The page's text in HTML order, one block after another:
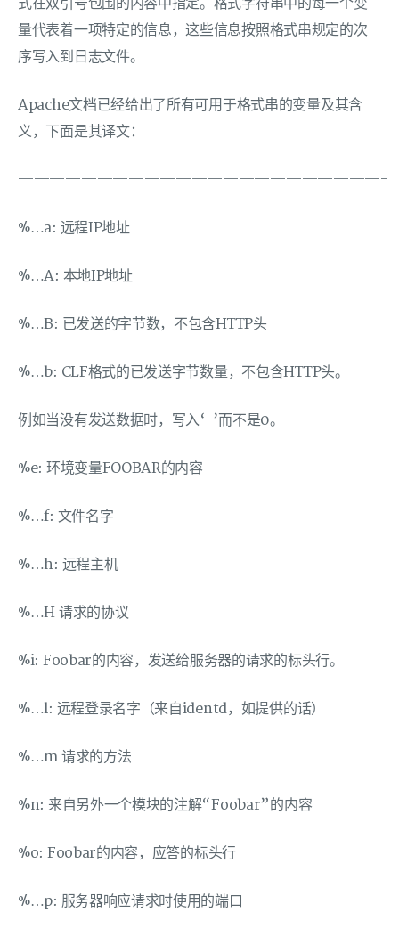
式在双引号包围的内容中指定。格式字符串中的每一个变
量代表着一项特定的信息，这些信息按照格式串规定的次
序写入到日志文件。
Apache文档已经给出了所有可用于格式串的变量及其含
义，下面是其译文：
———————————————————————-
%…a: 远程IP地址
%…A: 本地IP地址
%…B: 已发送的字节数，不包含HTTP头
%…b: CLF格式的已发送字节数量，不包含HTTP头。
例如当没有发送数据时，写入‘-’而不是0。
%e: 环境变量FOOBAR的内容
%…f: 文件名字
%…h: 远程主机
%…H 请求的协议
%i: Foobar的内容，发送给服务器的请求的标头行。
%…l: 远程登录名字（来自identd，如提供的话）
%…m 请求的方法
%n: 来自另外一个模块的注解“Foobar”的内容
%o: Foobar的内容，应答的标头行
%…p: 服务器响应请求时使用的端口